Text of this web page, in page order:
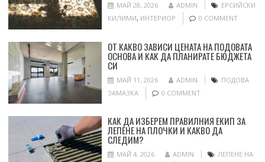
МАЙ 28, 2026 ADMIN
ЕРСИЙСКИ
КИЛИМИ, ИНТЕРИОР 0 COMMENT
ОТ КАКВО ЗАВИСИ ЦЕНАТА НА ПОДОВАТА
ОСНОВА И КАК ДА ПЛАНИРАТЕ БЮДЖЕТА
СИ
МАЙ 11, 2026 ADMIN
ПОДОВА
ЗАМАЗКА
0 COMMENT
КАК ДА ИЗБЕРЕМ ПРАВИЛНИЯ ЕКИП ЗА
ЛЕПЕНЕ НА ПЛОЧКИ И КАКВО ДА
СЛЕДИМ?
МАЙ 4, 2026 ADMIN
ЛЕПЕНЕ НА